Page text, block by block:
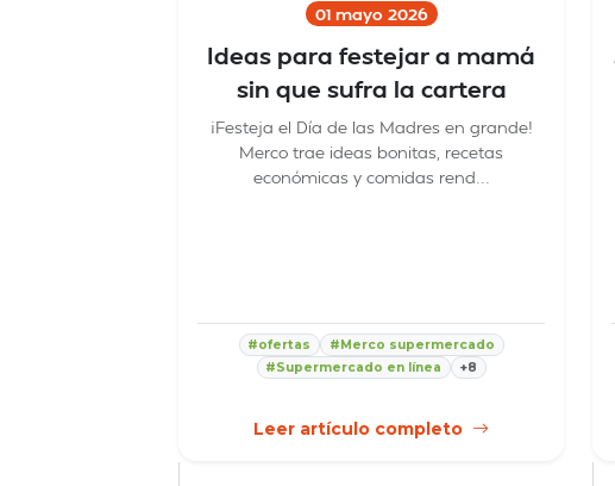
01 mayo 2026
Ideas para festejar a mamá
sin que sufra la cartera
¡Festeja el Día de las Madres en grande!
Merco trae ideas bonitas, recetas
económicas y comidas rend...
#ofertas
#Merco supermercado
#Supermercado en línea
+8
Leer artículo completo